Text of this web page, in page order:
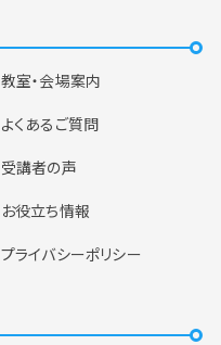
教室・会場案内
よくあるご質問
受講者の声
お役立ち情報
プライバシーポリシー